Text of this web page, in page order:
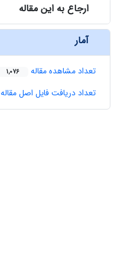
ارجاع به این مقاله
آمار
تعداد مشاهده مقاله 1,076
تعداد دریافت فایل اصل مقاله